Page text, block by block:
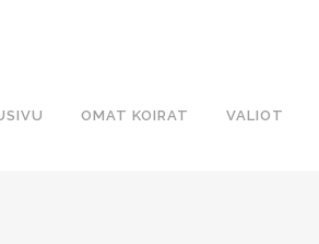
OMAT KOIRAT VALIOT